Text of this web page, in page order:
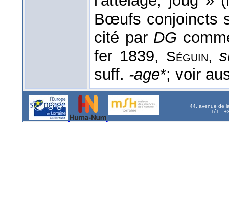
Bœufs conjoincts
cité par DG
fer 1839, Séguin,
suff. -age*; voir
44, avenue de
Tél. :